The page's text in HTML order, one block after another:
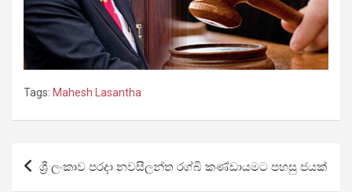
Tags: Mahesh Lasantha
Post
navigation
ශ්‍රී ලංකාව පරදා නවසීලන්ත රග්බි කණ්ඩායමට පහසු ජයක්